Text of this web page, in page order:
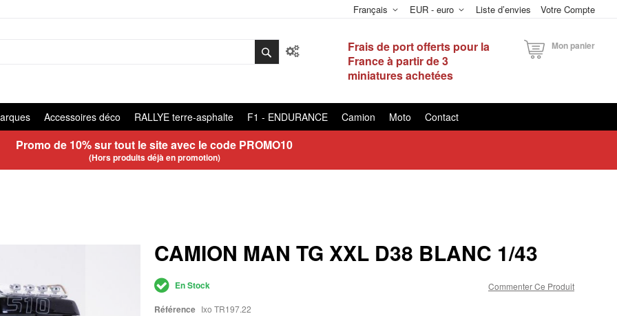
Liste d’envies Votre Compte
EUR - euro
Français
Frais de port offerts pour la
France à partir de 3
miniatures achetées
Mon panier
Accessoires déco RALLYE terre-asphalte F1 - ENDURANCE Camion Moto Contact
Promo de 10% sur tout le site avec le code PROMO10
(Hors produits déjà en promotion)
CAMION MAN TG XXL D38 BLANC 1/43
Commenter Ce Produit
En Stock
Référence Ixo TR197.22